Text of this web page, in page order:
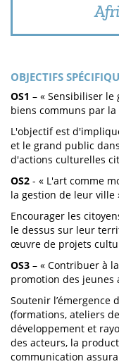
OBJECTIFS
OS1 – « Sensibiliser
biens communs par la
L'objectif est
et le grand public
d'actions culturelles
OS2 - « L'art comme
la gestion de leur ville
Encourager les
le dessus sur leur
œuvre de projets
OS3 – « Contribuer à
promotion des jeunes
Soutenir
(formations, ateliers
développement et
des acteurs, la
communication